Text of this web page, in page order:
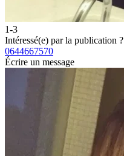
1-3
Intéressé(e) par la publication ?
0644667570
Écrire un message